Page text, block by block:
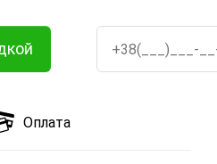
Оплата